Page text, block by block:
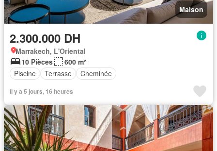
Maison
2.300.000 DH
Marrakech, L'Oriental
10 Pièces
600 m²
Piscine
Terrasse Cheminée
Il y a 5 jours, 16 heures